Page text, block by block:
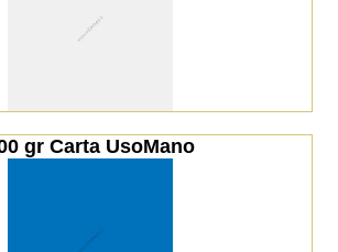
gr Carta UsoMano